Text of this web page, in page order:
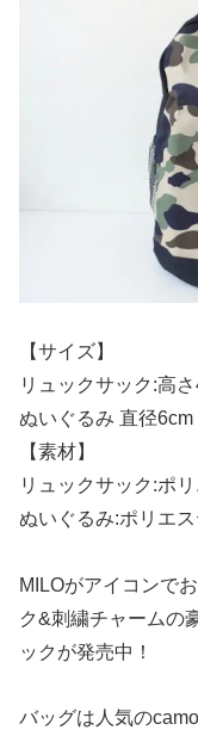
【サイズ】
リュックサック:高
ぬいぐるみ 直径6cm
【素材】
リュックサック:ポ
ぬいぐるみ:ポリエ
MILOがアイコンで
ク&刺繍チャームの
ックが発売中！
バッグは人気の